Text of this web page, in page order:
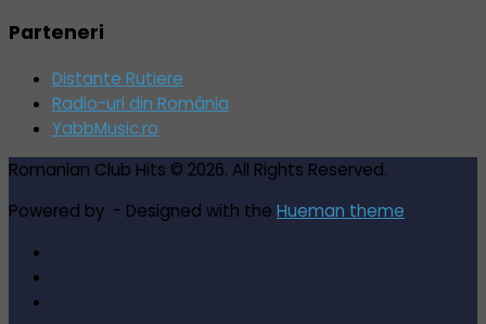
Parteneri
Distante Rutiere
Radio-uri din România
YabbMusic.ro
Romanian Club Hits © 2026. All Rights Reserved.
Powered by - Designed with the Hueman theme